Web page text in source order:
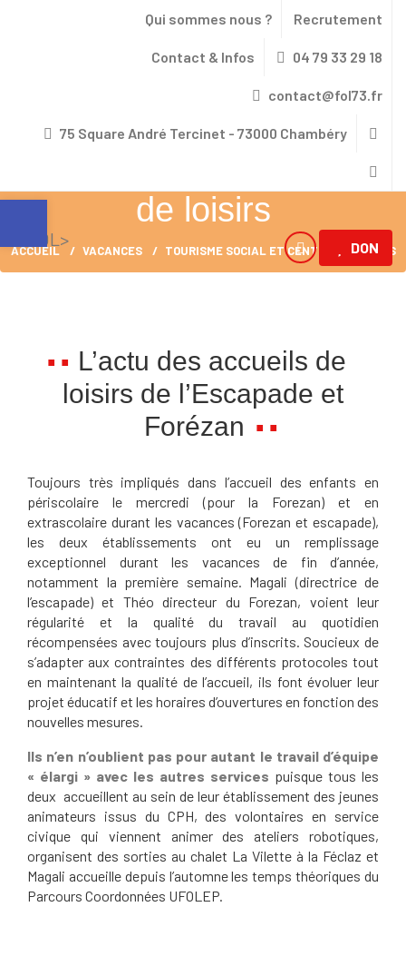
Qui sommes nous ? Recrutement
Contact & Infos 04 79 33 29 18
contact@fol73.fr
75 Square André Tercinet - 73000 Chambéry
DON
Tourisme social et centre
de loisirs
ACCUEIL VACANCES TOURISME SOCIAL ET CENTRE DE LOISIRS
L’actu des accueils de
loisirs de l’Escapade et
Forézan
Toujours très impliqués dans l’accueil des enfants en
périscolaire le mercredi (pour la Forezan) et en
extrascolaire durant les vacances (Forezan et escapade),
les deux établissements ont eu un remplissage
exceptionnel durant les vacances de fin d’année,
notamment la première semaine. Magali (directrice de
l’escapade) et Théo directeur du Forezan, voient leur
régularité et la qualité du travail au quotidien
récompensées avec toujours plus d’inscrits. Soucieux de
s’adapter aux contraintes des différents protocoles tout
en maintenant la qualité de l’accueil, ils font évoluer leur
projet éducatif et les horaires d’ouvertures en fonction des
nouvelles mesures.
Ils n’en n’oublient pas pour autant le travail d’équipe
« élargi » avec les autres services puisque tous les
deux accueillent au sein de leur établissement des jeunes
animateurs issus du CPH, des volontaires en service
civique qui viennent animer des ateliers robotiques,
organisent des sorties au chalet La Vilette à la Féclaz et
Magali accueille depuis l’automne les temps théoriques du
Parcours Coordonnées UFOLEP.
Ouvrir la barre d’outils